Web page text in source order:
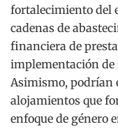
fortalecimiento del
cadenas de
financiera de
implementación de
Asimismo, podrían
alojamientos que
enfoque de género